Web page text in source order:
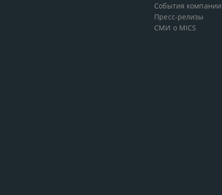
События компании
Пресс-релизы
СМИ о MICS